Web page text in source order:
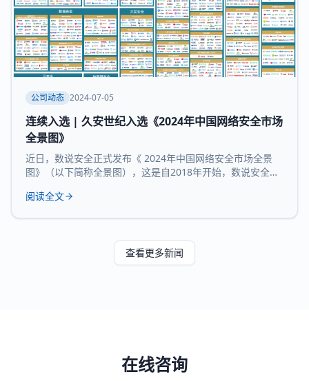
公司动态 2024-07-05
连续入选 | 久安世纪入选《2024年中国网络安全市场
全景图》
近日，数说安全正式发布《 2024年中国网络安全市场全景
图》（以下简称全景图），这是自2018年开始，数说安全发
沉淀、服务经验和长时间的市场验证，再度 入选 全景图安全
致力于提供客观、科学的市
阅读全文
查看更多新闻
在线咨询